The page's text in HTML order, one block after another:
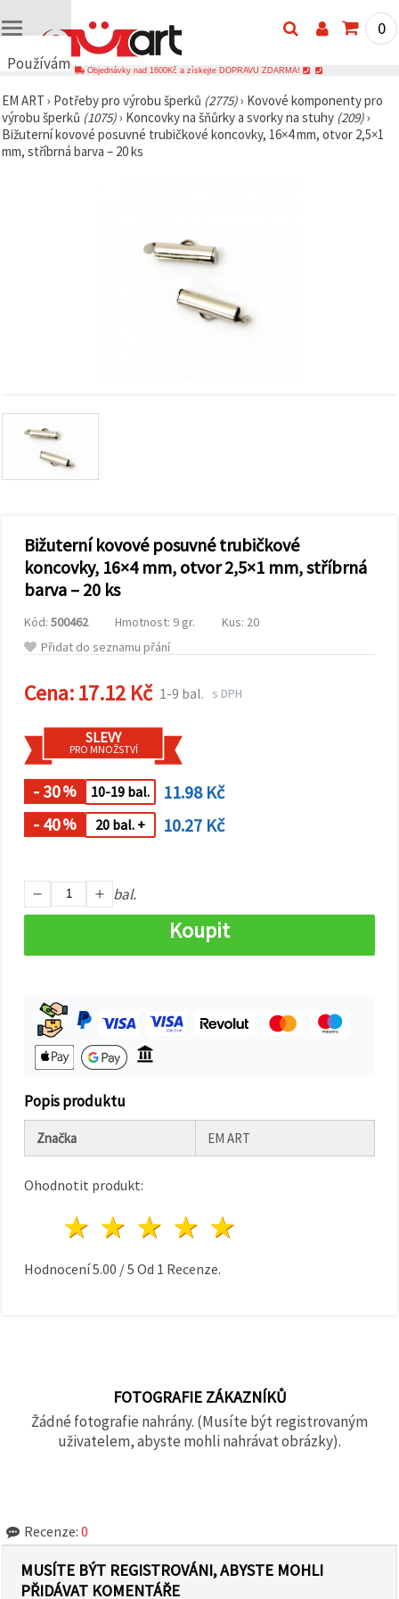
Používáme
🍪
Používáme
cookies a
podobné
relevantnější
to i s
pomocí
partnerů
Můžete
použitím
všech
cookies
kliknutím
"Přijmout
vše!" Nebo
uvést své
preference v
výběrem
daného
typu
kliknutím
na tlačítko
"Uložit"
vše
Nastavení
0
Objednávky nad 1600Kč a získejte DOPRAVU ZDARMA!
EM ART › Potřeby pro výrobu šperků (2775)› Kovové komponenty pro
výrobu šperků (1075)› Koncovky na šňůrky a svorky na stuhy (209)›
Bižuterní kovové posuvné trubičkové koncovky, 16×4 mm, otvor 2,5×1
mm, stříbrná barva – 20 ks
Bižuterní kovové posuvné trubičkové
koncovky, 16×4 mm, otvor 2,5×1 mm, stříbrná
barva – 20 ks
Kód: 500462 Hmotnost: 9 gr.
Kus: 20
Přidat do seznamu přání
Cena:17.12 Kč 1-9 bal. s DPH
SLEVY
PRO MNOŽSTVÍ
- 30% 10-19 bal.
11.98 Kč
- 40% 20 bal. + 10.27 Kč
bal.
Koupit
Popis produktu
Značka EM ART
Ohodnotit produkt:
4 hvězdy
3 hvězdy
2 hvězdy
1 hvězda
Hodnocení5.00 /5 Od 1 Recenze.
FOTOGRAFIE ZÁKAZNÍKŮ
Žádné fotografie nahrány. (Musíte být registrovaným
uživatelem, abyste mohli nahrávat obrázky).
Recenze: 0
MUSÍTE BÝT REGISTROVÁNI, ABYSTE MOHLI
PŘIDÁVAT KOMENTÁŘE